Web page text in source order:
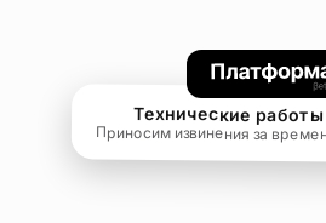
Технические
Приносим извинения за